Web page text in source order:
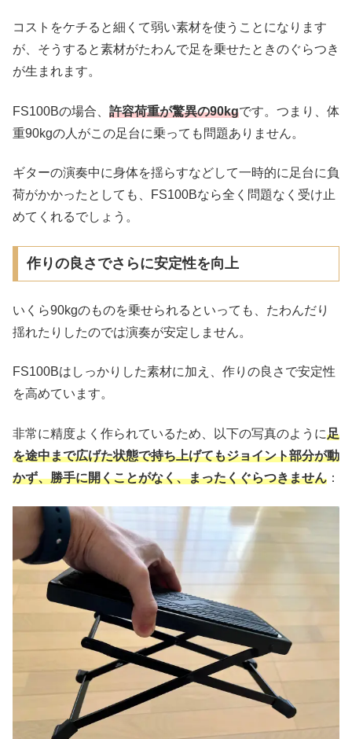
コストをケチると細くて弱い素材を使うことになります
が、そうすると素材がたわんで足を乗せたときのぐらつき
が生まれます。
FS100Bの場合、 許容荷重が驚異の90kgです。つまり、体
重90kgの人がこの足台に乗っても問題ありません。
ギターの演奏中に身体を揺らすなどして一時的に足台に負
荷がかかったとしても、FS100Bなら全く問題なく受け止
めてくれるでしょう。
作りの良さでさらに安定性を向上
いくら90kgのものを乗せられるといっても、たわんだり
揺れたりしたのでは演奏が安定しません。
FS100Bはしっかりした素材に加え、作りの良さで安定性
を高めています。
非常に精度よく作られているため、以下の写真のように足
を途中まで広げた状態で持ち上げてもジョイント部分が動
かず、勝手に開くことがなく、まったくぐらつきません ：